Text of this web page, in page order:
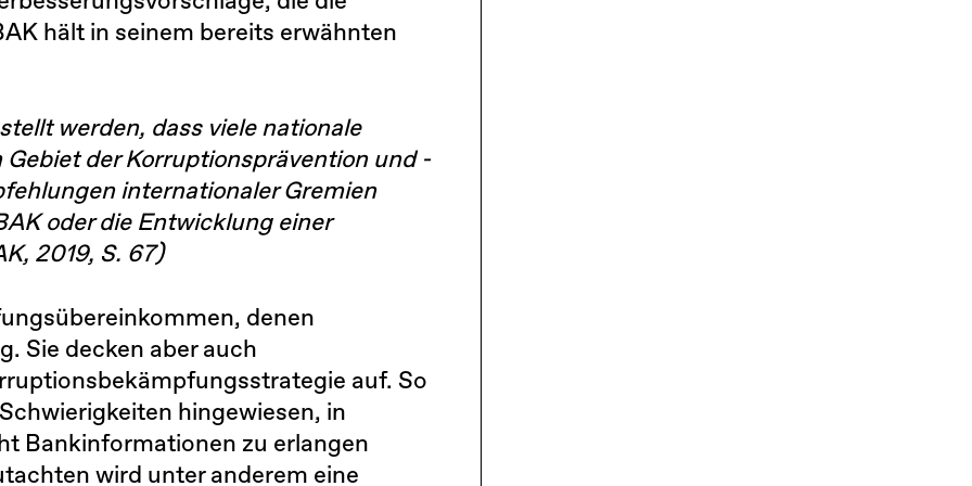
hält in seinem bereits erwähnten
werden, dass viele nationale
der Korruptionsprävention und -
internationaler Gremien
oder die Entwicklung einer
2019, S. 67)
denen
Sie decken aber auch
auf. So
hingewiesen, in
Bankinformationen zu erlangen
wird unter anderem eine